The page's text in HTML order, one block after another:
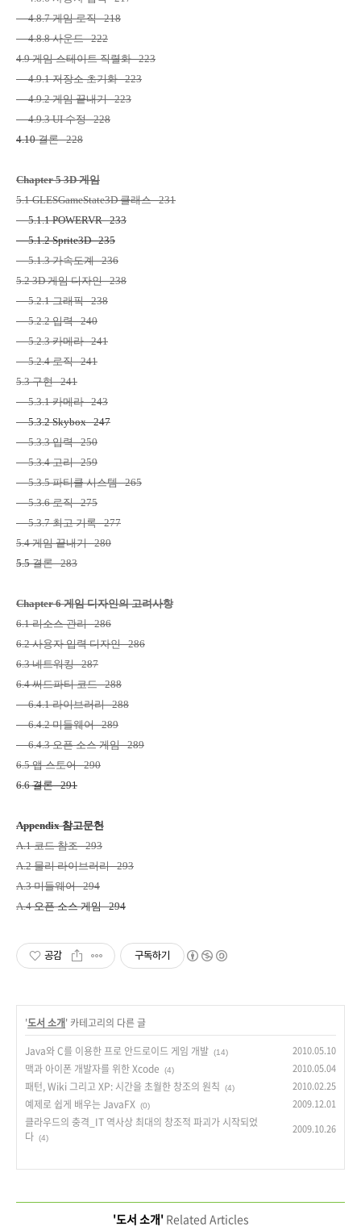
4.8.7게임 로직218
4.8.8사운드222
4.9게임 스테이트 직렬화223
4.9.1저장소 초기화223
4.9.2게임 끝내기223
4.9.3 UI수정228
4.10결론228
Chapter 5 3D게임
5.1 GLESGameState3D클래스231
5.1.1 POWERVR 233
5.1.2 Sprite3D 235
5.1.3가속도계236
5.2 3D게임 디자인238
5.2.1그래픽238
5.2.2입력240
5.2.3카메라241
5.2.4로직241
5.3구현241
5.3.1카메라243
5.3.2 Skybox 247
5.3.3입력250
5.3.4고리259
5.3.5파티클 시스템265
5.3.6로직275
5.3.7최고 기록277
5.4게임 끝내기280
5.5결론283
Chapter 6게임 디자인의 고려사항
6.1리소스 관리286
6.2사용자 입력 디자인286
6.3네트워킹287
6.4써드파티 코드288
6.4.1라이브러리288
6.4.2미들웨어289
6.4.3오픈 소스 게임289
6.5앱 스토어290
6.6결론291
Appendix참고문헌
A.1코드 참조293
A.2물리 라이브러리293
A.3미들웨어294
A.4오픈 소스 게임294
공감 구독하기
'도서 소개' 카테고리의 다른 글
Java와 C를 이용한 프로 안드로이드 게임 개발 (14) 2010.05.10
맥과 아이폰 개발자를 위한 Xcode (4) 2010.05.04
패턴, Wiki 그리고 XP: 시간을 초월한 창조의 원칙 (4) 2010.02.25
예제로 쉽게 배우는 JavaFX (0) 2009.12.01
클라우드의 충격_IT 역사상 최대의 창조적 파괴가 시작되었
다 (4)
2009.10.26
'도서 소개'Related Articles